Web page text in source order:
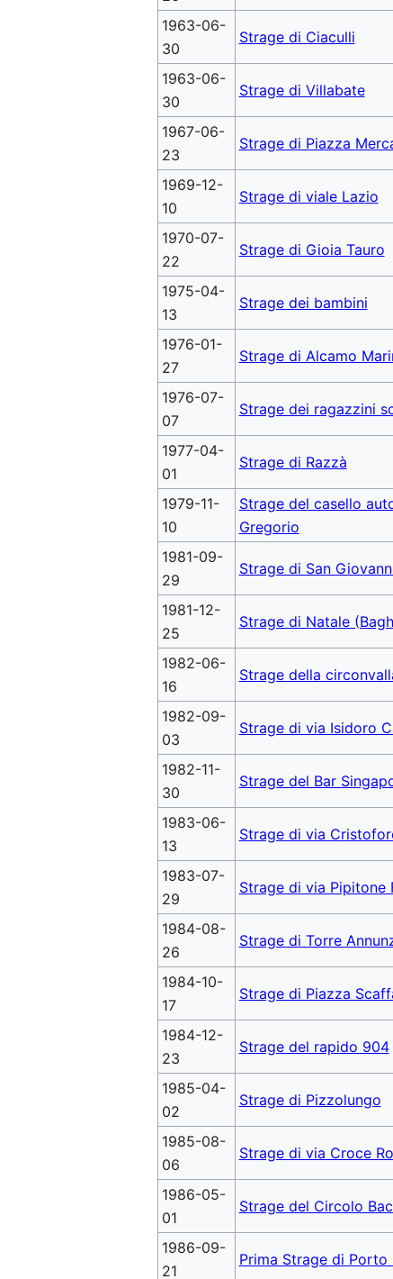
1963-06-
30
Strage di Ciaculli
1963-06-
30
Strage di Villabate
1967-06-
23
Strage di Piazza
1969-12-
10
Strage di viale Lazio
1970-07-
22
Strage di Gioia Tauro
1975-04-
13
Strage dei bambini
1976-01-
27
Strage di Alcamo
1976-07-
07
Strage dei ragazzini
1977-04-
01
Strage di Razzà
1979-11-
10
Strage del casello
Gregorio
1981-09-
29
Strage di San
1981-12-
25
Strage di Natale
1982-06-
16
Strage della
1982-09-
03
Strage di via Isidoro
1982-11-
30
Strage del Bar
1983-06-
13
Strage di via
1983-07-
29
Strage di via Pipitone
1984-08-
26
Strage di Torre
1984-10-
17
Strage di Piazza
1984-12-
23
Strage del rapido 904
1985-04-
02
Strage di Pizzolungo
1985-08-
06
Strage di via Croce
1986-05-
01
Strage del Circolo
1986-09-
21
Prima Strage di Porto